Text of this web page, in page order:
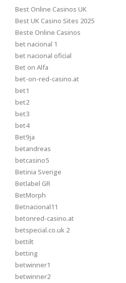
Best Online Casinos UK
Best UK Casino Sites 2025
Beste Online Casinos
bet nacional 1
bet nacional oficial
Bet on Alfa
bet-on-red-casino.at
bet1
bet2
bet3
bet4
Bet9ja
betandreas
betcasino5
Betinia Sverige
Betlabel GR
BetMorph
Betnacional11
betonred-casino.at
betspecial.co.uk 2
bettilt
betting
betwinner1
betwinner2